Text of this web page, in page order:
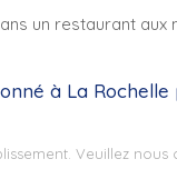
un restaurant
à La Rochelle
Veuillez